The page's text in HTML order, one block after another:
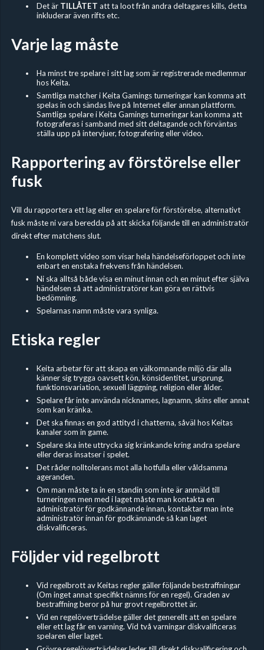
Det är TILLÅTET att ta loot från andra deltagares kills, detta
inkluderar även rifts etc.
Varje lag måste
Ha minst tre spelare i sitt lag som är registrerade medlemmar
hos Keita.
Samtliga matcher i Keita Gamings turneringar kan komma att
spelas in och sändas live på Internet eller annan plattform.
Samtliga spelare i Keita Gamings turneringar kan komma att
fotograferas i samband med sitt deltagande och förväntas
ställa upp på intervjuer, fotografering eller video.
Rapportering av förstörelse eller
fusk
Vill du rapportera ett lag eller en spelare för förstörelse, alternativt
fusk måste ni vara beredda på att skicka följande till en administratör
direkt efter matchens slut.
En komplett video som visar hela händelseförloppet och inte
enbart en enstaka frekvens från händelsen.
Ni ska alltså både visa en minut innan och en minut efter själva
händelsen så att administratörer kan göra en rättvis
bedömning.
Spelarnas namn måste vara synliga.
Etiska regler
Keita arbetar för att skapa en välkomnande miljö där alla
känner sig trygga oavsett kön, könsidentitet, ursprung,
funktionsvariation, sexuell läggning, religion eller ålder.
Spelare får inte använda nicknames, lagnamn, skins eller annat
som kan kränka.
Det ska finnas en god attityd i chatterna, såväl hos Keitas
kanaler som in game.
Spelare ska inte uttrycka sig kränkande kring andra spelare
eller deras insatser i spelet.
Det råder nolltolerans mot alla hotfulla eller våldsamma
ageranden.
Om man måste ta in en standin som inte är anmäld till
turneringen men med i laget måste man kontakta en
administratör för godkännande innan, kontaktar man inte
administratör innan för godkännande så kan laget
diskvalificeras.
Följder vid regelbrott
Vid regelbrott av Keitas regler gäller följande bestraffningar
(Om inget annat specifikt nämns för en regel). Graden av
bestraffning beror på hur grovt regelbrottet är.
Vid en regelöverträdelse gäller det generellt att en spelare
eller ett lag får en varning. Vid två varningar diskvalificeras
spelaren eller laget.